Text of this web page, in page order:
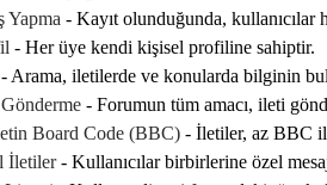
Yapma - Kayıt olunduğunda, kullanıcılar
- Her üye kendi kişisel profiline sahiptir.
- Arama, iletilerde ve konularda bilginin
- Forumun tüm amacı, ileti
Board Code (BBC) - İletiler, az BBC
İletiler- Kullanıcılar birbirlerine özel